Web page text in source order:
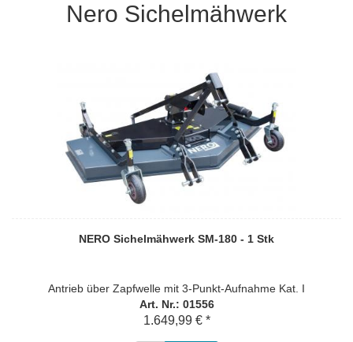
Nero Sichelmähwerk
NERO Sichelmähwerk SM-180 - 1 Stk
Antrieb über Zapfwelle mit 3-Punkt-Aufnahme Kat. I
Art. Nr.: 01556
1.649,99 € *